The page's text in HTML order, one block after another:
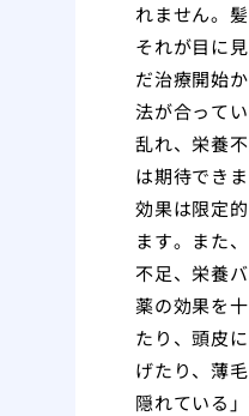
れません。
それが目に
だ治療開始
法が合って
乱れ、栄養
は期待でき
効果は限定
ます。また
不足、栄養
薬の効果を
たり、頭皮
げたり、薄
隠れている